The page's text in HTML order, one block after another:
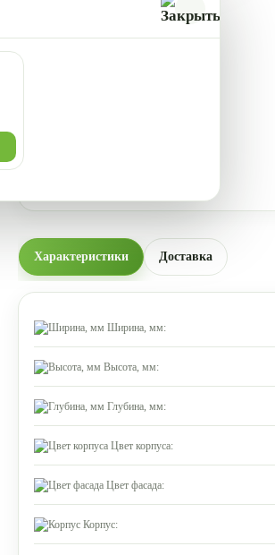
Характеристики Доставка
Ширина, мм:
Высота, мм:
Глубина, мм:
Цвет корпуса:
Цвет фасада:
Корпус: